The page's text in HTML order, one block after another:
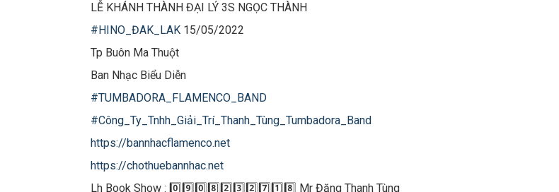
LỄ KHÁNH THÀNH ĐẠI LÝ 3S NGỌC THÀNH
#HINO_ĐAK_LAK15/05/2022
Tp Buôn Ma Thuột
Ban Nhạc Biểu Diễn
#TUMBADORA_FLAMENCO_BAND​​​
#Công_Ty_Tnhh_Giải_Trí_Thanh_Tùng_Tumbadora_Band​​​
https://bannhacflamenco.net​​​
https://chothuebannhac.net​​​
Lh Book Show : 0️⃣9️⃣0️⃣8️⃣2️⃣3️⃣2️⃣7️⃣1️⃣8️⃣ Mr Đặng Thanh Tùng